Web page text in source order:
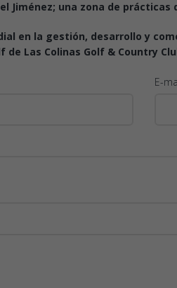
Jiménez; una zona de
en la gestión, desarrollo y
de Las Colinas Golf & Country
E-